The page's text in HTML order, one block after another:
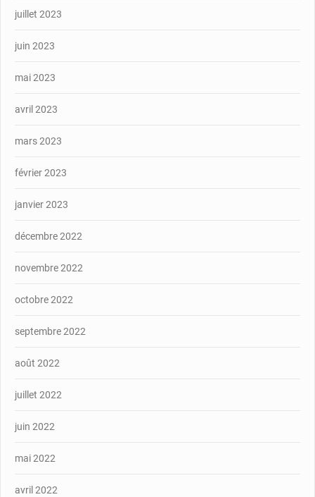
juillet 2023
juin 2023
mai 2023
avril 2023
mars 2023
février 2023
janvier 2023
décembre 2022
novembre 2022
octobre 2022
septembre 2022
août 2022
juillet 2022
juin 2022
mai 2022
avril 2022